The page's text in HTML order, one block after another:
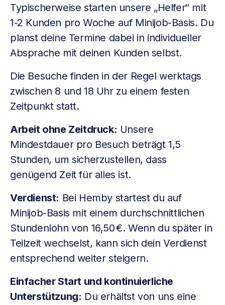
Typischerweise starten unsere „Helfer“ mit
1-2 Kunden pro Woche auf Minijob-Basis. Du
planst deine Termine dabei in individueller
Absprache mit deinen Kunden selbst.
Die Besuche finden in der Regel werktags
zwischen 8 und 18 Uhr zu einem festen
Zeitpunkt statt.
Arbeit ohne Zeitdruck: Unsere
Mindestdauer pro Besuch beträgt 1,5
Stunden, um sicherzustellen, dass
genügend Zeit für alles ist.
Verdienst: Bei Hemby startest du auf
Minijob-Basis mit einem durchschnittlichen
Stundenlohn von 16,50 €. Wenn du später in
Teilzeit wechselst, kann sich dein Verdienst
entsprechend weiter steigern.
Einfacher Start und kontinuierliche
Unterstützung: Du erhältst von uns eine